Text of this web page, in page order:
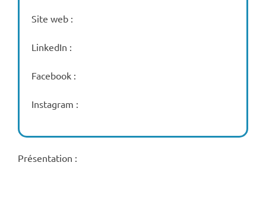
Site web :
LinkedIn :
Facebook :
Instagram :
Présentation :